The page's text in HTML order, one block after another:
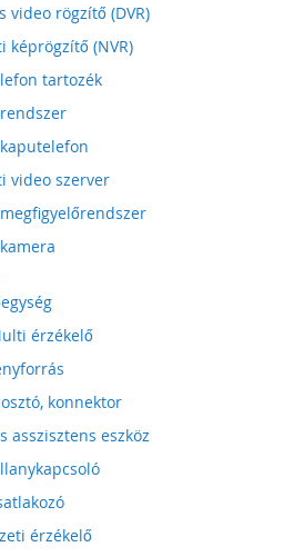
video rögzítő (DVR)
képrögzítő (NVR)
tartozék
video szerver
érzékelő
konnektor
asszisztens eszköz
érzékelő